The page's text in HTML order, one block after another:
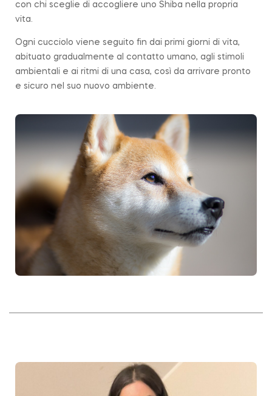
con chi sceglie di accogliere uno Shiba nella propria
vita.
Ogni cucciolo viene seguito fin dai primi giorni di vita,
abituato gradualmente al contatto umano, agli stimoli
ambientali e ai ritmi di una casa, così da arrivare pronto
e sicuro nel suo nuovo ambiente.